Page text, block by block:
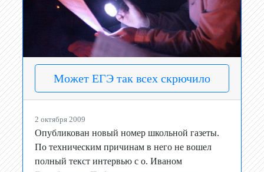
Может ЕГЭ так всех скрючило
2 октября 2009
Опубликован новый номер школьной газеты.
По техническим причинам в него не вошел
полный текст интервью с о. Иваном